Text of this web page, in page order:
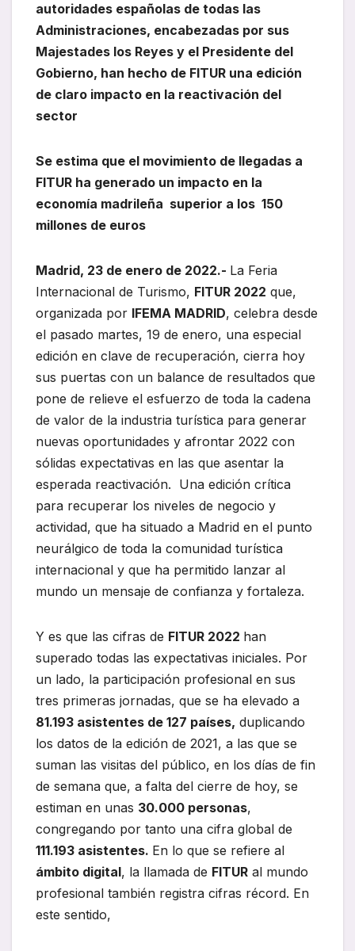
autoridades españolas de todas las
Administraciones, encabezadas por sus
Majestades los Reyes y el Presidente del
Gobierno, han hecho de FITUR una edición
de claro impacto en la reactivación del
sector
Se estima que el movimiento de llegadas a
FITUR ha generado un impacto en la
economía madrileña superior a los 150
millones de euros
Madrid, 23 de enero de 2022.- La Feria
Internacional de Turismo, FITUR 2022 que,
organizada por IFEMA MADRID, celebra desde
el pasado martes, 19 de enero, una especial
edición en clave de recuperación, cierra hoy
sus puertas con un balance de resultados que
pone de relieve el esfuerzo de toda la cadena
de valor de la industria turística para generar
nuevas oportunidades y afrontar 2022 con
sólidas expectativas en las que asentar la
esperada reactivación. Una edición crítica
para recuperar los niveles de negocio y
actividad, que ha situado a Madrid en el punto
neurálgico de toda la comunidad turística
internacional y que ha permitido lanzar al
mundo un mensaje de confianza y fortaleza.
Y es que las cifras de FITUR 2022 han
superado todas las expectativas iniciales. Por
un lado, la participación profesional en sus
tres primeras jornadas, que se ha elevado a
81.193 asistentes de 127 países, duplicando
los datos de la edición de 2021, a las que se
suman las visitas del público, en los días de fin
de semana que, a falta del cierre de hoy, se
estiman en unas 30.000 personas,
congregando por tanto una cifra global de
111.193 asistentes. En lo que se refiere al
ámbito digital, la llamada de FITUR al mundo
profesional también registra cifras récord. En
este sentido,